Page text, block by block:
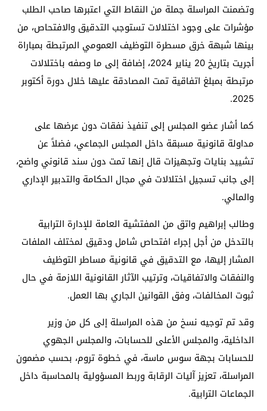
وتضمنت المراسلة جملة من النقاط التي اعتبرها صاحب الطلب
مؤشرات على وجود اختلالات تستوجب التدقيق والافتحاص، من
بينها شبهة خرق مسطرة التوظيف العمومي المرتبطة بمباراة
أجريت بتاريخ 20 يناير 2024، إضافة إلى ما وصفه باختلالات
مرتبطة بمبلغ اتفاقية تمت المصادقة عليها خلال دورة أكتوبر
2025.
كما أشار عضو المجلس إلى تنفيذ نفقات دون عرضها على
مداولة قانونية مسبقة داخل المجلس الجماعي، فضلاً عن
تشييد بنايات وتجهيزات قال إنها تمت دون سند قانوني واضح،
إلى جانب تسجيل اختلالات في مجال الحكامة والتدبير الإداري
والمالي.
وطالب إبراهيم واتق من المفتشية العامة للإدارة الترابية
بالتدخل من أجل إجراء افتحاص شامل ودقيق لمختلف الملفات
المشار إليها، مع التدقيق في قانونية مساطر التوظيف
والنفقات والاتفاقيات، وترتيب الآثار القانونية اللازمة في حال
ثبوت المخالفات، وفق القوانين الجاري بها العمل.
وقد تم توجيه نسخ من هذه المراسلة إلى كل من وزير
الداخلية، والمجلس الأعلى للحسابات، والمجلس الجهوي
للحسابات بجهة سوس ماسة، في خطوة تروم، بحسب مضمون
المراسلة، تعزيز آليات الرقابة وربط المسؤولية بالمحاسبة داخل
الجماعات الترابية.